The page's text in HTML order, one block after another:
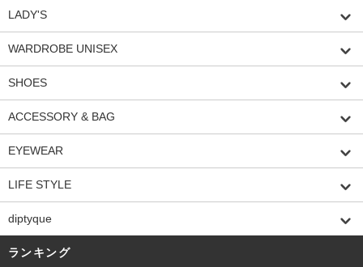
LADY'S
WARDROBE UNISEX
SHOES
ACCESSORY & BAG
EYEWEAR
LIFE STYLE
diptyque
ランキング